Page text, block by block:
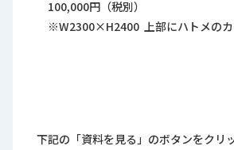
100,000円（税別）
※W2300×H2400 上部にハトメの
下記の「資料を見る」のボタンをクリ